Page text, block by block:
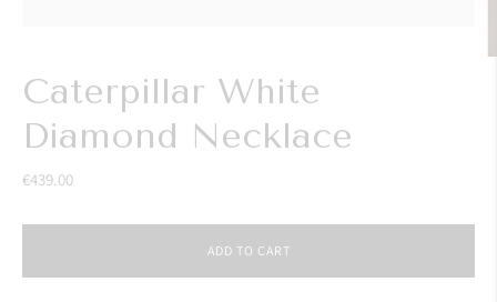
Caterpillar White
Diamond Necklace
€439.00
ADD TO CART